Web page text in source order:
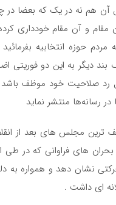
آن هم نه در یک که بعضا در
و آن مقام خودداری
حوزه انتخابیه
دیگر به این دو فوریتی
رد صلاحیت خود موظف
رسانه‌ها منتشر نماید
ترین مجلس های بعد از
های فراوانی که در طی
نشان دهد و همواره به
ای داشت .